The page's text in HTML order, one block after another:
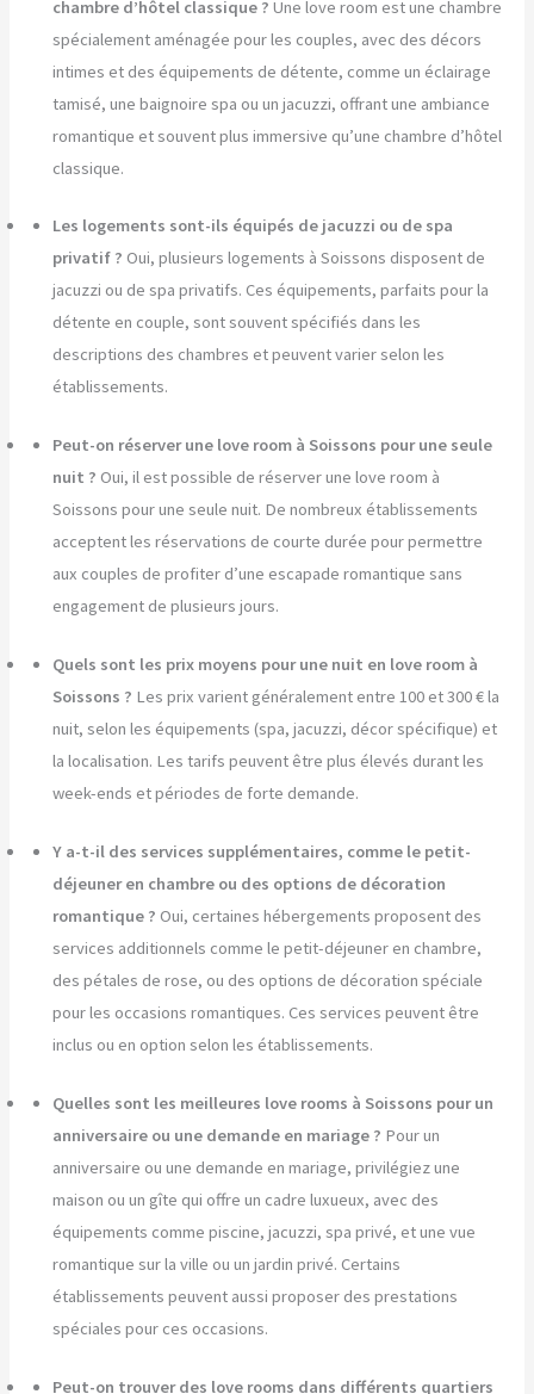
chambre d’hôtel classique ? Une love room est une chambre
spécialement aménagée pour les couples, avec des décors
intimes et des équipements de détente, comme un éclairage
tamisé, une baignoire spa ou un jacuzzi, offrant une ambiance
romantique et souvent plus immersive qu’une chambre d’hôtel
classique.
Les logements sont-ils équipés de jacuzzi ou de spa
privatif ? Oui, plusieurs logements à Soissons disposent de
jacuzzi ou de spa privatifs. Ces équipements, parfaits pour la
détente en couple, sont souvent spécifiés dans les
descriptions des chambres et peuvent varier selon les
établissements.
Peut-on réserver une love room à Soissons pour une seule
nuit ? Oui, il est possible de réserver une love room à
Soissons pour une seule nuit. De nombreux établissements
acceptent les réservations de courte durée pour permettre
aux couples de profiter d’une escapade romantique sans
engagement de plusieurs jours.
Quels sont les prix moyens pour une nuit en love room à
Soissons ? Les prix varient généralement entre 100 et 300 € la
nuit, selon les équipements (spa, jacuzzi, décor spécifique) et
la localisation. Les tarifs peuvent être plus élevés durant les
week-ends et périodes de forte demande.
Y a-t-il des services supplémentaires, comme le petit-
déjeuner en chambre ou des options de décoration
romantique ? Oui, certaines hébergements proposent des
services additionnels comme le petit-déjeuner en chambre,
des pétales de rose, ou des options de décoration spéciale
pour les occasions romantiques. Ces services peuvent être
inclus ou en option selon les établissements.
Quelles sont les meilleures love rooms à Soissons pour un
anniversaire ou une demande en mariage ? Pour un
anniversaire ou une demande en mariage, privilégiez une
maison ou un gîte qui offre un cadre luxueux, avec des
équipements comme piscine, jacuzzi, spa privé, et une vue
romantique sur la ville ou un jardin privé. Certains
établissements peuvent aussi proposer des prestations
spéciales pour ces occasions.
Peut-on trouver des love rooms dans différents quartiers